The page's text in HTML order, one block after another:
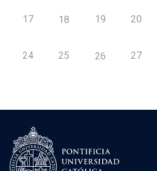
17 18 19 20
24 25 26 27